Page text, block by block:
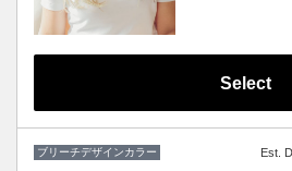
Select
ブリーチデザインカラー Est.